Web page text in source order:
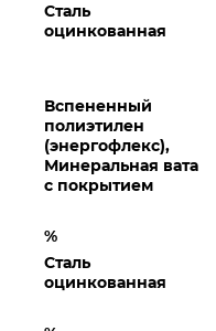
Сталь
оцинкованная
Вспененный
полиэтилен
(энергофлекс),
Минеральная вата
с покрытием
%
Сталь
оцинкованная